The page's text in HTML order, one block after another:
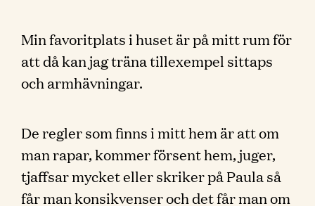
Min favoritplats i huset är på mitt rum för
att då kan jag träna tillexempel sittaps
och armhävningar.
De regler som finns i mitt hem är att om
man rapar, kommer försent hem, juger,
tjaffsar mycket eller skriker på Paula så
får man konsikvenser och det får man om